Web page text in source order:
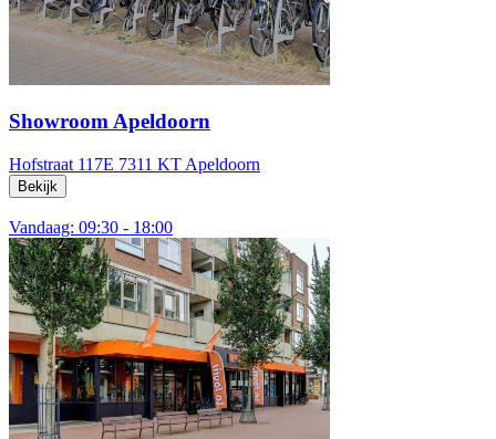
Showroom Apeldoorn
Hofstraat 117E 7311 KT Apeldoorn
Bekijk
Vandaag: 09:30 - 18:00